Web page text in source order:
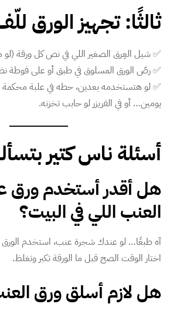
ثالثًا: تجهيز الورق
✅ شيل العِرق الصغير اللي في نص كل ورقة (لو
✅ رصّ الورق المسلوق في طبق أو على فوطة
✅ لو هتستخدمه بعدين، حطه في علبة محكمة
يومين… أو في الفريزر لو حابب تخزنه.
أسئلة ناس كتير
هل أقدر أستخدم
العنب اللي في البيت؟
آه طبعًا… لو عندك شجرة عنب، استخدم
اختار الوقت الصح قبل ما الورقة تكبر وتغلظ.
هل لازم أسلق ورق